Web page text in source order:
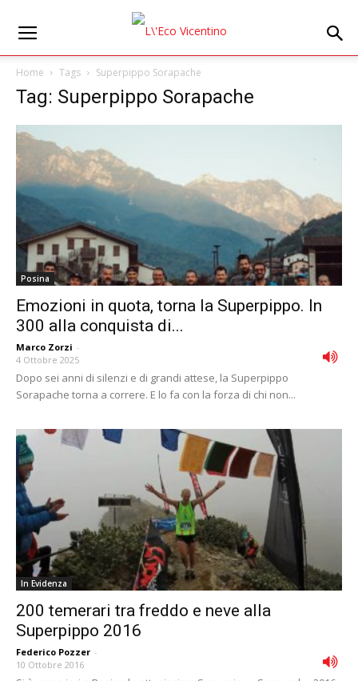
Home Tags Superpippo Sorapache
Tag: Superpippo Sorapache
Posina
Emozioni in quota, torna la Superpippo. In
300 alla conquista di...
Marco Zorzi -
4 Ottobre 2025
Dopo sei anni di silenzi e di grandi attese, la Superpippo
Sorapache torna a correre. E lo fa con la forza di chi non...
In Evidenza
200 temerari tra freddo e neve alla
Superpippo 2016
Federico Pozzer -
10 Ottobre 2016